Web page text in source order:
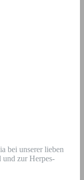
bei unserer lieben
zur Herpes-